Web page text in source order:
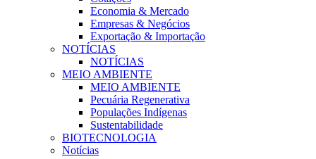
Economia & Mercado
Empresas & Negócios
Exportação & Importação
NOTÍCIAS
NOTÍCIAS
MEIO AMBIENTE
MEIO AMBIENTE
Pecuária Regenerativa
Populações Indígenas
Sustentabilidade
BIOTECNOLOGIA
Notícias